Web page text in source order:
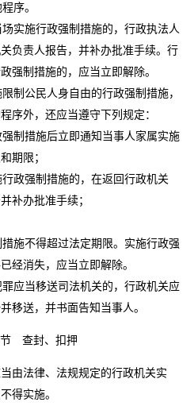
序。
施行政强制措施的，行政执法人
负责人报告，并补办批准手续。行
强制措施的，应当立即解除。
公民人身自由的行政强制措施，
序外，还应当遵守下列规定：
制措施后立即通知当事人家属实施
期限；
政强制措施的，在返回行政机关
补办批准手续；
施不得超过法定期限。实施行政强
经消失，应当立即解除。
应当移送司法机关的，行政机关应
移送，并书面告知当事人。
查封、扣押
法律、法规规定的行政机关实
得实施。